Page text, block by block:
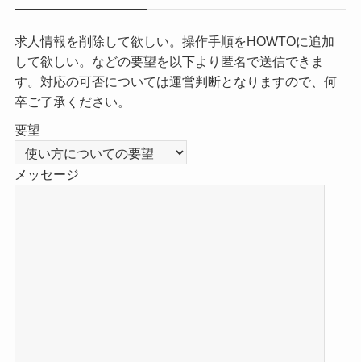
求人情報を削除して欲しい。操作手順をHOWTOに追加
して欲しい。などの要望を以下より匿名で送信できま
す。対応の可否については運営判断となりますので、何
卒ご了承ください。
要望
メッセージ